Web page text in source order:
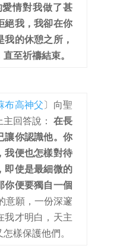
情對我做了甚
絕我，我卻在你
的休憩之所，
至祈禱結束。
布高神父〕向聖
回答說： 在長
讓你認識他。你
我便也怎樣對待
即使是最細微的
你便要獨自一個
意願，一份深邃
我才明白，天主
樣保護他們。